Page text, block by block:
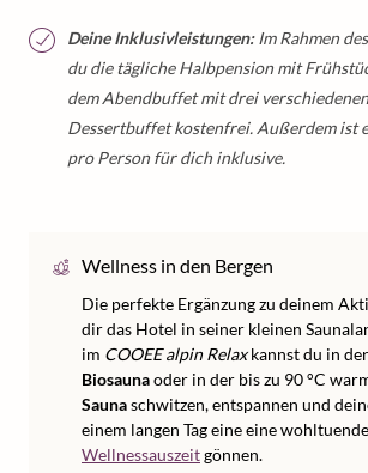
Deine Inklusivleistungen:Im Rahmen
du die tägliche Halbpension mit
dem Abendbuffet mit drei
Dessertbuffet kostenfrei. Außerdem ist
pro Person für dich inklusive.
Wellness in den Bergen
Die perfekte Ergänzung zu deinem
dir das Hotel in seiner kleinen
im COOEE alpin Relaxkannst du in
Biosaunaoder in der bis zu 90 °C
Saunaschwitzen, entspannen und
einem langen Tag eine eine wohltuende
Wellnessauszeitgönnen.